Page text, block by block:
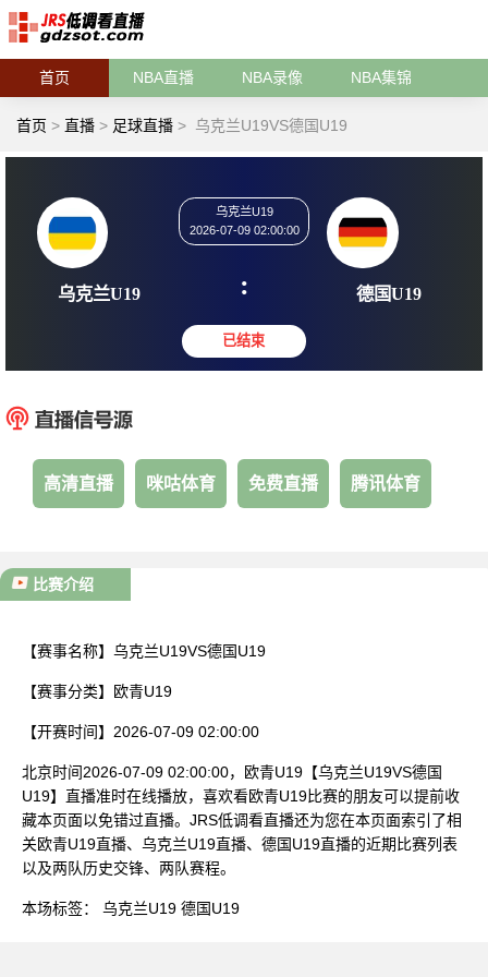
首页 NBA直播 NBA录像 NBA集锦
首页 > 直播 > 足球直播 > 乌克兰U19VS德国U19
乌克兰U19
2026-07-09 02:00:00
:
高清直播 咪咕体育 免费直播 腾讯体育
比赛介绍
【赛事名称】 乌克兰U19VS德国U19
【赛事分类】 欧青U19
【开赛时间】 2026-07-09 02:00:00
北京时间2026-07-09 02:00:00，欧青U19【乌克兰U19VS德国
U19】直播准时在线播放，喜欢看欧青U19比赛的朋友可以提前收
藏本页面以免错过直播。JRS低调看直播还为您在本页面索引了相
关欧青U19直播、乌克兰U19直播、德国U19直播的近期比赛列表
以及两队历史交锋、两队赛程。
本场标签： 乌克兰U19 德国U19